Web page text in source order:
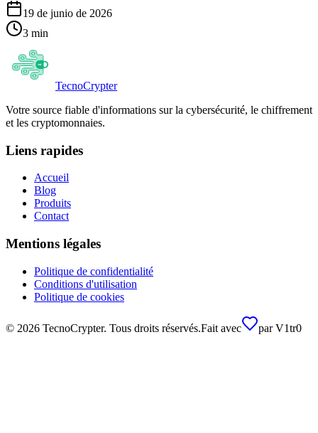
19 de junio de 2026
3 min
TecnoCrypter
Votre source fiable d'informations sur la cybersécurité, le chiffrement
et les cryptomonnaies.
Liens rapides
Accueil
Blog
Produits
Contact
Mentions légales
Politique de confidentialité
Conditions d'utilisation
Politique de cookies
© 2026 TecnoCrypter. Tous droits réservés.Fait avec parV1tr0